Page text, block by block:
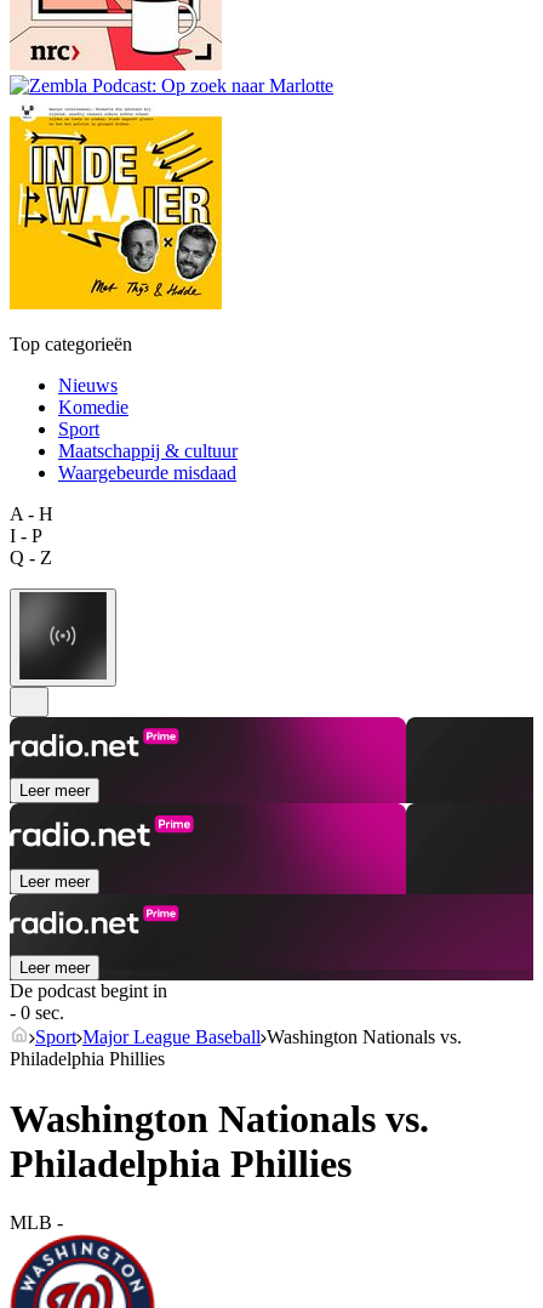
Top categorieën
Nieuws
Komedie
Sport
Maatschappij & cultuur
Waargebeurde misdaad
A - H
I - P
Q - Z
Leer meer
Leer meer
Leer meer
De podcast begint in
- 0 sec.
Sport Major League Baseball Washington Nationals vs.
Philadelphia Phillies
Washington Nationals vs.
Philadelphia Phillies
MLB -